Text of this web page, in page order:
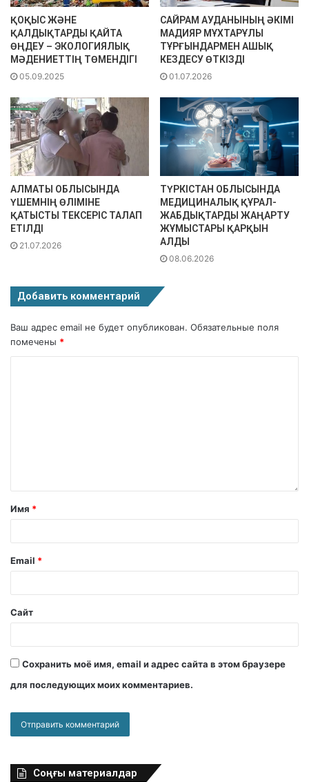
ҚОҚЫС ЖӘНЕ
ҚАЛДЫҚТАРДЫ ҚАЙТА
ӨҢДЕУ – ЭКОЛОГИЯЛЫҚ
МӘДЕНИЕТТІҢ ТӨМЕНДІГІ
05.09.2025
САЙРАМ АУДАНЫНЫҢ ӘКІМІ
МАДИЯР МҰХТАРҰЛЫ
ТҰРҒЫНДАРМЕН АШЫҚ
КЕЗДЕСУ ӨТКІЗДІ
01.07.2026
АЛМАТЫ ОБЛЫСЫНДА
ҮШЕМНІҢ ӨЛІМІНЕ
ҚАТЫСТЫ ТЕКСЕРІС ТАЛАП
ЕТІЛДІ
21.07.2026
ТҮРКІСТАН ОБЛЫСЫНДА
МЕДИЦИНАЛЫҚ ҚҰРАЛ-
ЖАБДЫҚТАРДЫ ЖАҢАРТУ
ЖҰМЫСТАРЫ ҚАРҚЫН
АЛДЫ
08.06.2026
Добавить комментарий
Ваш адрес email не будет опубликован. Обязательные поля
помечены *
Имя *
Email *
Сайт
Сохранить моё имя, email и адрес сайта в этом браузере
для последующих моих комментариев.
Соңғы материалдар